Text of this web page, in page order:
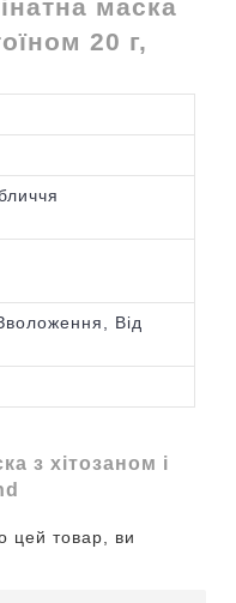
маска
20 г,
Від
з хітозаном і
цей товар, ви